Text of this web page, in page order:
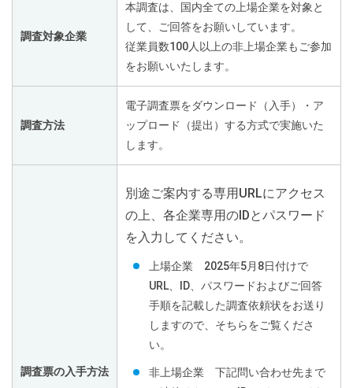
調査対象企業
本調査は、国内全ての上場企業を対象と
して、ご回答をお願いしています。
従業員数100人以上の非上場企業もご参加
をお願いいたします。
調査方法
電子調査票をダウンロード（入手）・ア
ップロード（提出）する方式で実施いた
します。
調査票の入手方法
別途ご案内する専用URLにアクセス
の上、各企業専用のIDとパスワード
を入力してください。
上場企業 2025年5月8日付けで
URL、ID、パスワードおよびご回答
手順を記載した調査依頼状をお送り
しますので、そちらをご覧くださ
い。
非上場企業 下記問い合わせ先まで